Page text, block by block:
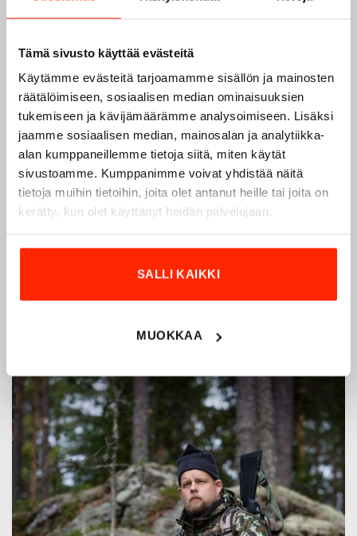
Tämä sivusto käyttää evästeitä
Käytämme evästeitä tarjoamamme sisällön ja mainosten
räätälöimiseen, sosiaalisen median ominaisuuksien
tukemiseen ja kävijämäärämme analysoimiseen. Lisäksi
jaamme sosiaalisen median, mainosalan ja analytiikka-
alan kumppaneillemme tietoja siitä, miten käytät
sivustoamme. Kumppanimme voivat yhdistää näitä
tietoja muihin tietoihin, joita olet antanut heille tai joita on
kerätty, kun olet käyttänyt heidän palvelujaan.
SALLI KAIKKI
MUOKKAA
Origopro – Suomalainen laatumerkki vuodesta
1975
Origoproon suomalainen turvallisuus- ja
ulkoiluvaatetukseen erikoistunut yritys, joka on toiminut
puolustusvoimien ja poliisin sopimusvalmistajana.
innovoimaan entistä parempia ratkaisuja.